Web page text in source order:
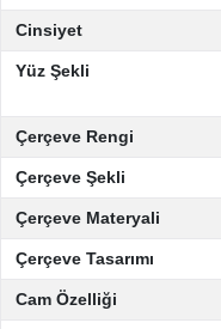
Cinsiyet
Yüz Şekli
Çerçeve Rengi
Çerçeve Şekli
Çerçeve Materyali
Çerçeve Tasarımı
Cam Özelliği